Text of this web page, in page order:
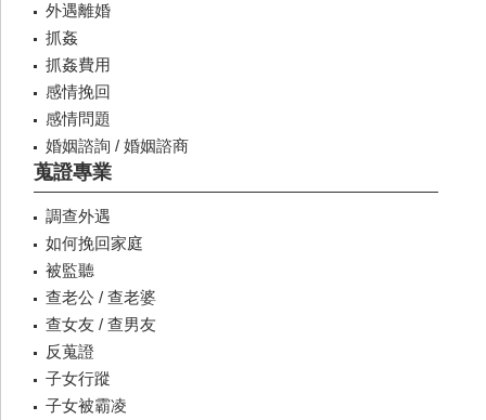
外遇離婚
抓姦
抓姦費用
感情挽回
感情問題
婚姻諮詢 / 婚姻諮商
蒐證專業
調查外遇
如何挽回家庭
被監聽
查老公 / 查老婆
查女友 / 查男友
反蒐證
子女行蹤
子女被霸凌